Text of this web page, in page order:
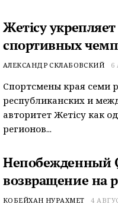
Жетісу
спортивных
АЛЕКСАНДР СКЛАБОВСКИЙ 6
Спортсмены края семи
республиканских и
авторитет Жетісу как
регионов...
Непобежденный
возвращение на
КОБЕЙХАН НУРАХМЕТ 4